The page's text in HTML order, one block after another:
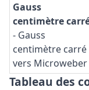
Gauss
centimètre
- Gauss
centimètre carré
vers Microweber
Tableau des